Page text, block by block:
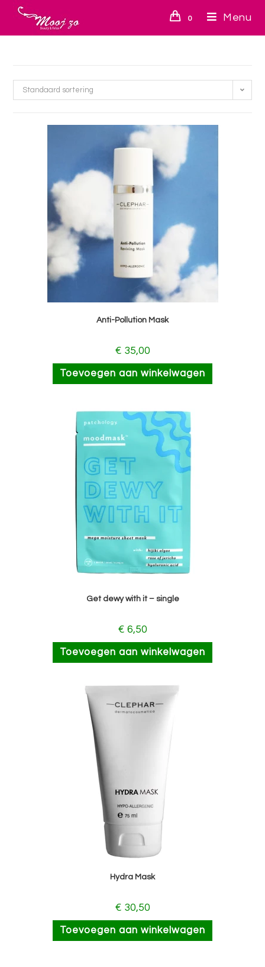
0 Menu
Standaard sortering
Anti-Pollution Mask
€ 35,00
Toevoegen aan winkelwagen
Get dewy with it – single
€ 6,50
Toevoegen aan winkelwagen
Hydra Mask
€ 30,50
Toevoegen aan winkelwagen